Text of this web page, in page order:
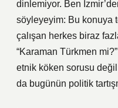
dinlemiyor. Ben
söyleyeyim: Bu konuya
çalışan herkes biraz
“Karaman Türkmen
etnik köken sorusu
da bugünün politik